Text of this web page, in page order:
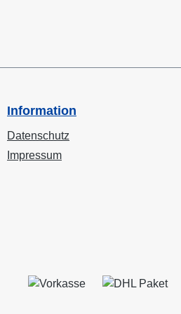
Information
Datenschutz
Impressum